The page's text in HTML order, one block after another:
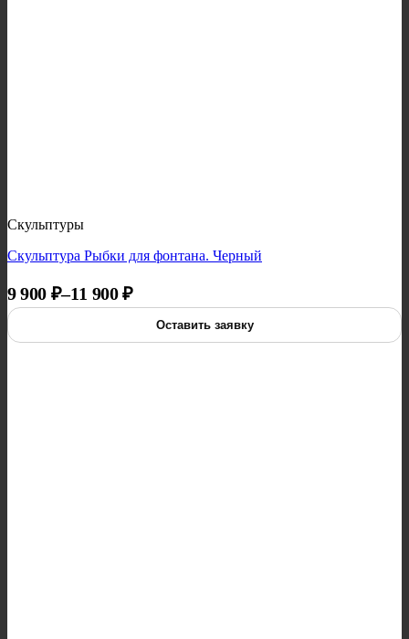
Скульптуры
Скульптура Рыбки для фонтана. Черный
9 900 ₽–11 900₽
Диапазон цен: 9 900 ₽ – 11 900 ₽
Оставить заявку